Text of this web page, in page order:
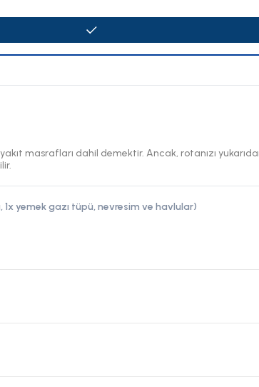
masrafları dahil demektir. Ancak, rotanızı
yemek gazı tüpü, nevresim ve havlular)